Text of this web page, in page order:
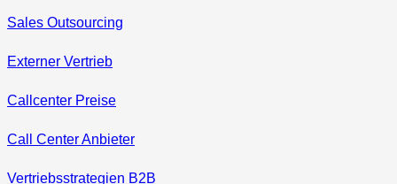
Sales Outsourcing
Externer Vertrieb
Callcenter Preise
Call Center Anbieter
Vertriebsstrategien B2B